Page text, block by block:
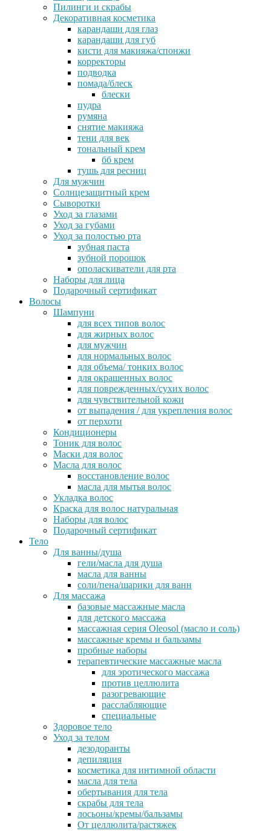
Пилинги и скрабы
Декоративная косметика
карандаши для глаз
карандаши для губ
кисти для макияжа/спонжи
корректоры
подводка
помада/блеск
блески
пудра
румяна
снятие макияжа
тени для век
тональный крем
бб крем
тушь для ресниц
Для мужчин
Солнцезащитный крем
Сыворотки
Уход за глазами
Уход за губами
Уход за полостью рта
зубная паста
зубной порошок
ополаскиватели для рта
Наборы для лица
Подарочный сертификат
Волосы
Шампуни
для всех типов волос
для жирных волос
для мужчин
для нормальных волос
для объема/ тонких волос
для окрашенных волос
для поврежденных/сухих волос
для чувствительной кожи
от выпадения / для укрепления волос
от перхоти
Кондиционеры
Тоник для волос
Маски для волос
Масла для волос
восстановление волос
масла для мытья волос
Укладка волос
Краска для волос натуральная
Наборы для волос
Подарочный сертификат
Тело
Для ванны/душа
гели/масла для душа
масла для ванны
соли/пена/шарики для ванн
Для массажа
базовые массажные масла
для детского массажа
массажная серия Oleosol (масло и соль)
массажные кремы и бальзамы
пробные наборы
терапевтические массажные масла
для эротического массажа
против целлюлита
разогревающие
расслабляющие
специальные
Здоровое тело
Уход за телом
дезодоранты
депиляция
косметика для интимной области
масла для тела
обертывания для тела
скрабы для тела
лосьоны/кремы/бальзамы
От целлюлита/растяжек